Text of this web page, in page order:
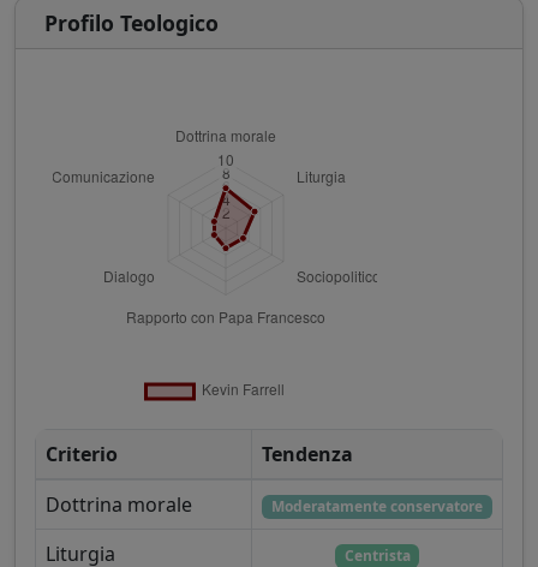
Profilo Teologico
Criterio
Tendenza
Dottrina morale
Moderatamente conservatore
Liturgia Centrista